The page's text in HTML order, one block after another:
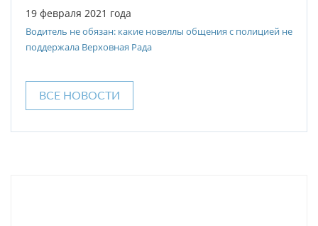
19 февраля 2021 года
Водитель не обязан: какие новеллы общения с полицией не
поддержала Верховная Рада
ВСЕ НОВОСТИ